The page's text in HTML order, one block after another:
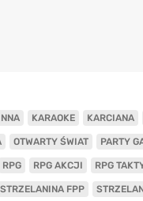
KARAOKE KARCIANA
OTWARTY ŚWIAT PARTY
RPG RPG AKCJI RPG
STRZELANINA FPP